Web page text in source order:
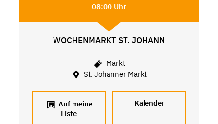
08:00 Uhr
WOCHENMARKT ST. JOHANN
Markt
St. Johanner Markt
Auf meine
Liste
Kalender